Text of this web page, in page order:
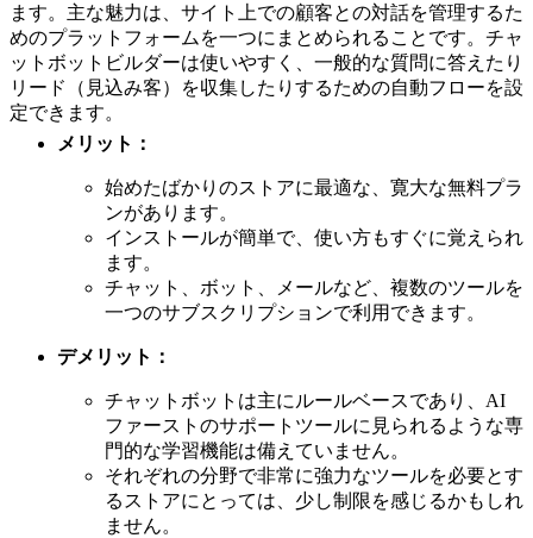
ます。主な魅力は、サイト上での顧客との対話を管理するた
めのプラットフォームを一つにまとめられることです。チャ
ットボットビルダーは使いやすく、一般的な質問に答えたり
リード（見込み客）を収集したりするための自動フローを設
定できます。
メリット：
始めたばかりのストアに最適な、寛大な無料プラ
ンがあります。
インストールが簡単で、使い方もすぐに覚えられ
ます。
チャット、ボット、メールなど、複数のツールを
一つのサブスクリプションで利用できます。
デメリット：
チャットボットは主にルールベースであり、AI
ファーストのサポートツールに見られるような専
門的な学習機能は備えていません。
それぞれの分野で非常に強力なツールを必要とす
るストアにとっては、少し制限を感じるかもしれ
ません。